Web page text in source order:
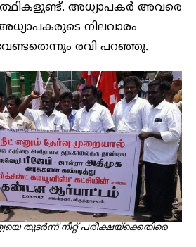
അധ്യാപകർ അവരെ
അധ്യാപകരുടെ നിലവാരം
രവി പറഞ്ഞു.
തുടർന്ന് നീറ്റ് പരീക്ഷയ്ക്കെതിരെ